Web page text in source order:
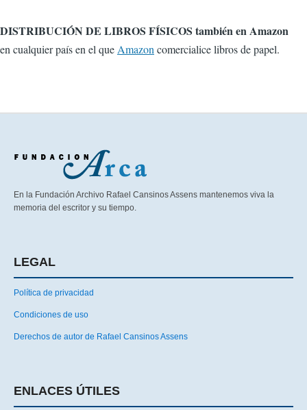
DISTRIBUCIÓN DE LIBROS FÍSICOS también en Amazon
en cualquier país en el que Amazon comercialice libros de papel.
En la Fundación Archivo Rafael Cansinos Assens mantenemos viva la
memoria del escritor y su tiempo.
LEGAL
Política de privacidad
Condiciones de uso
Derechos de autor de Rafael Cansinos Assens
ENLACES ÚTILES